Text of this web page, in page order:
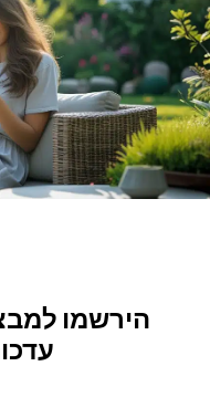
הירשמו